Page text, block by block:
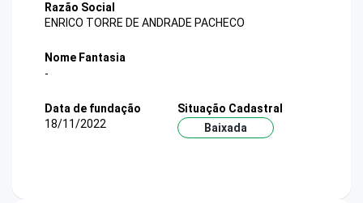
Razão Social
ENRICO TORRE DE ANDRADE PACHECO
Nome Fantasia
-
Data de fundação
18/11/2022
Situação Cadastral
Baixada